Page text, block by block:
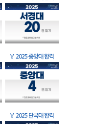
🏅 2025 중앙대 합격
🏅 2025 단국대 합격